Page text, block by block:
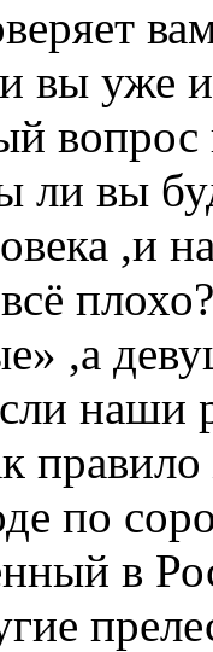
вы уже
ли вы
,и
,а
наши
по
в